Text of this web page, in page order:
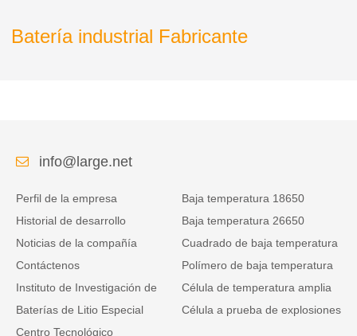
Batería industrial Fabricante
info@large.net
Perfil de la empresa
Historial de desarrollo
Noticias de la compañía
Contáctenos
Instituto de Investigación de
Baterías de Litio Especial
Centro Tecnológico
Baja temperatura 18650
Baja temperatura 26650
Cuadrado de baja temperatura
Polímero de baja temperatura
Célula de temperatura amplia
Célula a prueba de explosiones